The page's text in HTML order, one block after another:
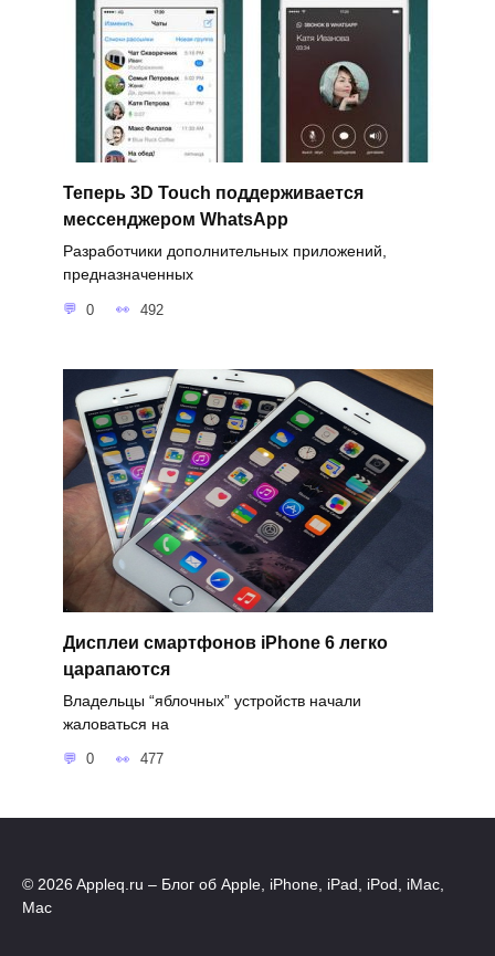
Теперь 3D Touch поддерживается
мессенджером WhatsApp
Разработчики дополнительных приложений,
предназначенных
0 492
Дисплеи смартфонов iPhone 6 легко
царапаются
Владельцы “яблочных” устройств начали
жаловаться на
0 477
© 2026 Appleq.ru – Блог об Apple, iPhone, iPad, iPod, iMac,
Mac